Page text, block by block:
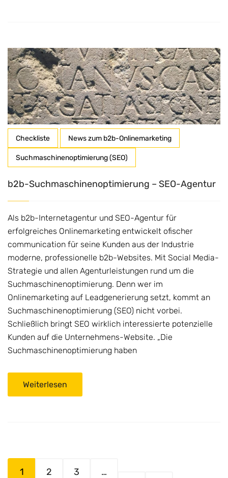
Checkliste News zum b2b-Onlinemarketing
Suchmaschinenoptimierung (SEO)
b2b-Suchmaschinenoptimierung – SEO-Agentur
Als b2b-Internetagentur und SEO-Agentur für
erfolgreiches Onlinemarketing entwickelt ofischer
communication für seine Kunden aus der Industrie
moderne, professionelle b2b-Websites. Mit Social Media-
Strategie und allen Agenturleistungen rund um die
Suchmaschinenoptimierung. Denn wer im
Onlinemarketing auf Leadgenerierung setzt, kommt an
Suchmaschinenoptimierung (SEO) nicht vorbei.
Schließlich bringt SEO wirklich interessierte potenzielle
Kunden auf die Unternehmens-Website. „Die
Suchmaschinenoptimierung haben
Weiterlesen
1 2 3
…